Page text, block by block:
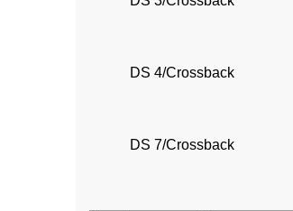
DS 4/Crossback
DS 7/Crossback